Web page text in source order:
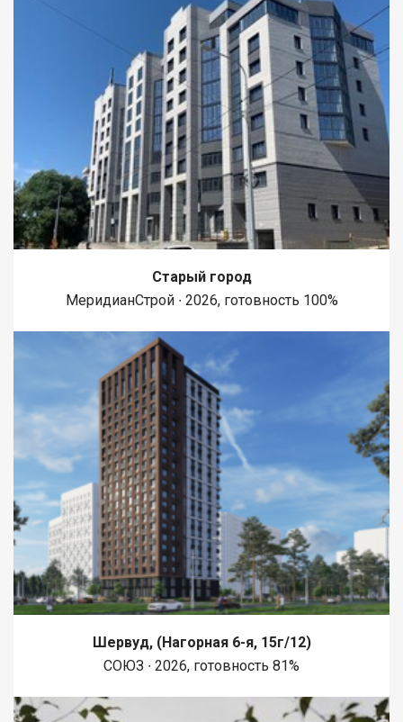
Старый город
МеридианСтрой ∙ 2026, готовность 100%
Шервуд, (Нагорная 6-я, 15г/12)
СОЮЗ ∙ 2026, готовность 81%